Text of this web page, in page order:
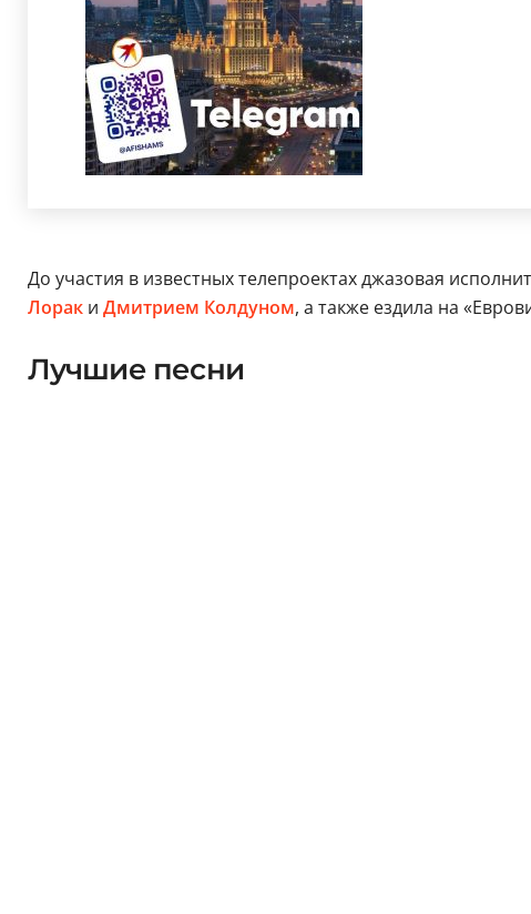
До участия в известных телепроектах джазовая
Лораки Дмитрием Колдуном, а также ездила на
Лучшие песни